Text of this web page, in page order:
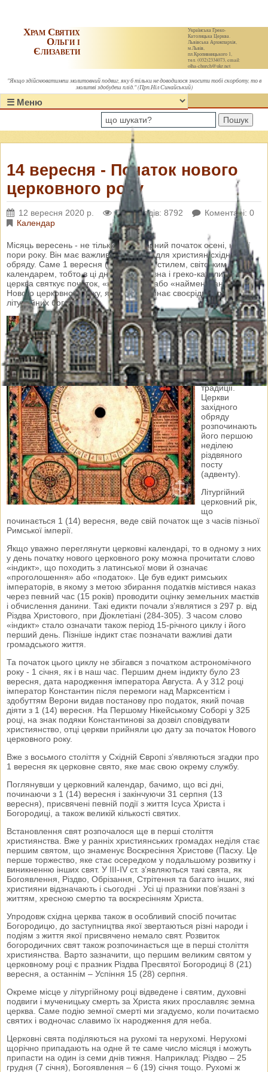
Українська Греко-
Католицька Церква.
Львівська Архиєпархія,
м.Львів,
пл.Кропивницького 1,
тел. (032)2334073, email:
olha-church@ukr.net
Храм Святих
Ольги і
Єлизавети
"Якщо здійснюватимеш молитовний подвиг, яку б тільки не доводилося зносити тобі скорботу, то в
молитві здобудеш плід." (Прп.Ніл Синайський)
Пошук
14 вересня - Початок нового
церковного року
12 вересня 2020 р. Переглядів: 8792
Коментарі: 0
Календар
Місяць вересень - не тільки календарний початок осені, нової
пори року. Він має важливе значення для християн східного
обряду. Саме 1 вересня (14 за новим стилем, світським
календарем, тобто в ці дні) православна і греко-католицька
церква святкує початок, «новоліття», або «найменування»,
Нового церковного року, який розпочинає своєрідне коло
літургійних богослужінь.
Вересневий
початок Нового
церковного
року
характерний
лише для
церков східної
традиції.
Церкви
західного
обряду
розпочинають
його першою
неділею
різдвяного
посту
(адвенту).
Літургійний
церковний рік,
що
починається 1 (14) вересня, веде свій початок ще з часів пізньої
Римської імперії.
Якщо уважно переглянути церковні календарі, то в одному з них
у день початку нового церковного року можна прочитати слово
«індикт», що походить з латинської мови й означає
«проголошення» або «податок». Це був едикт римських
імператорів, в якому з метою збирання податків містився наказ
через певний час (15 років) проводити оцінку земельних маєтків
і обчислення данини. Такі едикти почали з’являтися з 297 р. від
Різдва Христового, при Діоклетіані (284-305). З часом слово
«індикт» стало означати також період 15-річного циклу і його
перший день. Пізніше індикт стає позначати важливі дати
громадського життя.
Та початок цього циклу не збігався з початком астрономічного
року - 1 січня, як і в наш час. Першим днем індикту було 23
вересня, дата народження імператора Августа. А у 312 році
імператор Константин після перемоги над Марксентієм і
здобуттям Верони видав постанову про податок, який почав
діяти з 1 (14) вересня. На Першому Нікейському Соборі у 325
році, на знак подяки Константинові за дозвіл сповідувати
християнство, отці церкви прийняли цю дату за початок Нового
церковного року.
Вже з восьмого століття у Східній Європі з’являються згадки про
1 вересня як церковне свято, яке має свою окрему службу.
Поглянувши у церковний календар, бачимо, що всі дні,
починаючи з 1 (14) вересня і закінчуючи 31 серпня (13
вересня), присвячені певній події з життя Ісуса Христа і
Богородиці, а також великій кількості святих.
Встановлення свят розпочалося ще в перші століття
християнства. Вже у ранніх християнських громадах неділя стає
першим святом, що знаменує Воскресіння Христове (Пасху. Це
перше торжество, яке стає осередком у подальшому розвитку і
виникненню інших свят. У ІІІ-ІV ст. з’являються такі свята, як
Богоявлення, Різдво, Обрізання, Стрітення та багато інших, які
християни відзначають і сьогодні . Усі ці празники пов’язані з
життям, хресною смертю та воскресінням Христа.
Упродовж східна церква також в особливий спосіб почитає
Богородицю, до заступництва якої звертаються різні народи і
подіям з життя якої присвячено немало свят. Розвиток
богородичних свят також розпочинається ще в перші століття
християнства. Варто зазначити, що першим великим святом у
церковному році є празник Різдва Пресвятої Богородиці 8 (21)
вересня, а останнім – Успіння 15 (28) серпня.
Окреме місце у літургійному році відведене і святим, духовні
подвиги і мученицьку смерть за Христа яких прославляє земна
церква. Саме подію земної смерті ми згадуємо, коли почитаємо
святих і водночас славимо їх народження для неба.
Церковні свята поділяються на рухомі та нерухомі. Нерухомі
щорічно припадають на одне й те саме число місяця і можуть
припасти на один із семи днів тижня. Наприклад: Різдво – 25
грудня (7 січня), Богоявлення – 6 (19) січня тощо. Рухомі ж